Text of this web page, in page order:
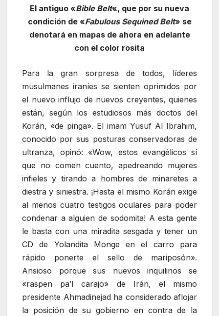
El antiguo «Bible Belt«, que por su nueva
condición de «Fabulous Sequined Belt» se
denotará en mapas de ahora en adelante
con el color rosita
Para la gran sorpresa de todos, líderes
musulmanes iraníes se sienten oprimidos por
el nuevo influjo de nuevos creyentes, quienes
están, según los estudiosos más doctos del
Korán, «de pinga». El imam Yusuf Al Ibrahim,
conocido por sus posturas conservadoras de
ultranza, opinó: «Wow, estos evangélicos sí
que no comen cuento, apedreando mujeres
infieles y tirando a hombres de minaretes a
diestra y siniestra. ¡Hasta el mismo Korán exige
al menos cuatro testigos oculares para poder
condenar a alguien de sodomita! A esta gente
le basta con una miradita sesgada y tener un
CD de Yolandita Monge en el carro para
rápido ponerte el sello de mariposón».
Ansioso porque sus nuevos inquilinos se
«raspen pa’l carajo» de Irán, el mismo
presidente Ahmadinejad ha considerado aflojar
la posición de su gobierno en contra de la